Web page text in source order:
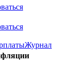
Журнал